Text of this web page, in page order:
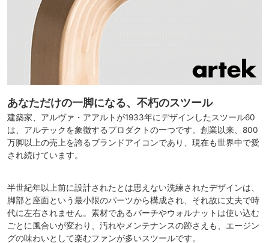
あなただけの一脚になる、不朽のスツール
建築家、アルヴァ・アアルトが1933年にデザインしたスツール60
は、アルテックを象徴するプロダクトの一つです。創業以来、800
万脚以上の売上を誇るブランドアイコンであり、現在も世界中で愛
され続けています。
半世紀年以上前に設計されたとは思えない洗練されたデザインは、
脚部と座面という最小限のパーツから構成され、それ故に丈夫で時
代に左右されません。素材であるバーチやウォルナットは使い込む
ごとに風合いが変わり、汚れやメンテナンスの跡さえも、エージン
グの味わいとして楽むファンが多いスツールです。